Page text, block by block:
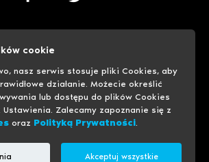
Usługi hostingowe
cookie
nasz serwis stosuje pliki Cookies, aby
działanie. Możecie określić
lub dostępu do plików Cookies
Zalecamy zapoznanie się z
oraz Polityką Prywatności.
Akceptuj wszystkie